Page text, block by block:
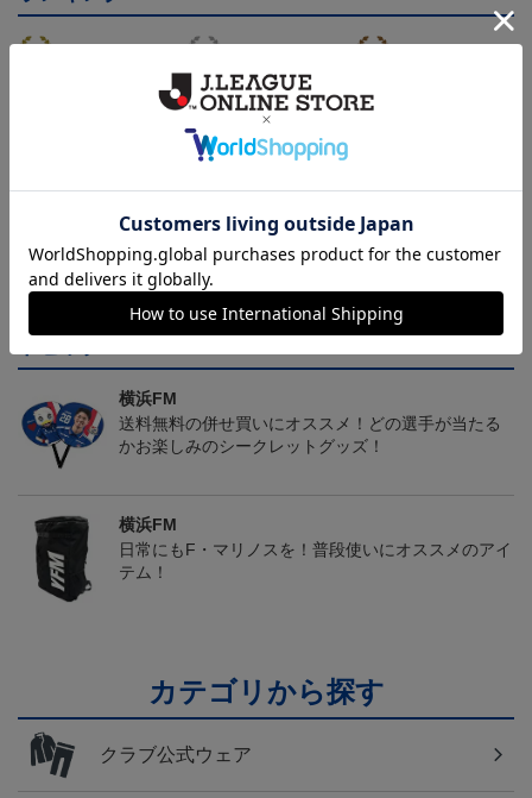
マリニエールユニ
4,950円
アタッキングフットボー
ルユニ
4,950円
FI BOS Tシャツ＜トリパ
横浜FM
送料無料の併せ買いにオススメ！どの選手が当たる
かお楽しみのシークレットグッズ！
横浜FM
日常にもF・マリノスを！普段使いにオススメのアイ
テム！
カテゴリから探す
クラブ公式ウェア